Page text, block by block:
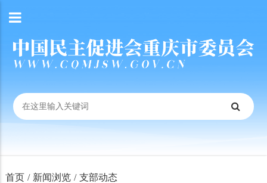
首页 / 新闻浏览 / 支部动态